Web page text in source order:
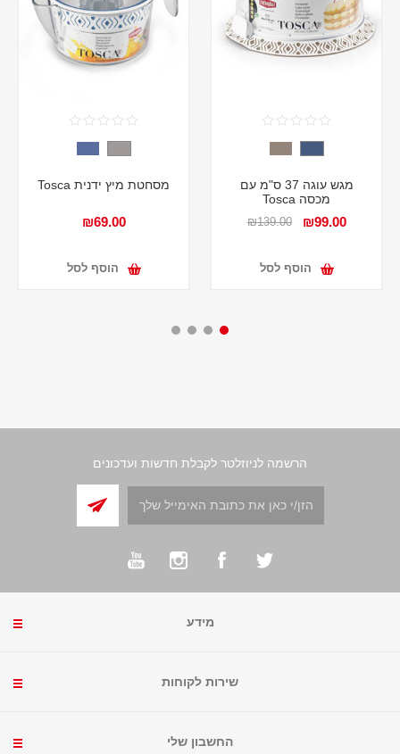
מגש עוגה 37 ס"מ עם
מכסה Tosca
₪99.00
₪139.00
הוסף לסל
מסחטת מיץ ידנית Tosca
₪69.00
הוסף לסל
הרשמה לניוזלטר לקבלת חדשות ועדכונים
מידע
שירות לקוחות
החשבון שלי